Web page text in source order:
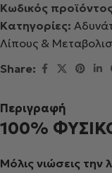
Κωδικός
Κατηγορίες:
Λίπους &
Share:
Περιγραφή
100%
Μόλις νιώσεις την